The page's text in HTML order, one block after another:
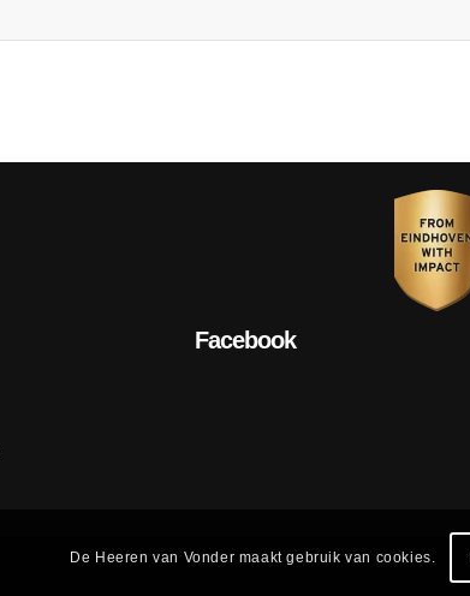
Facebook
De Heeren van Vonder maakt gebruik van cookies.